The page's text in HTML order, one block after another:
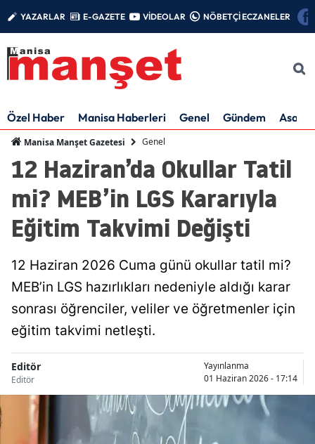
YAZARLAR E-GAZETE VİDEOLAR NÖBETÇİ ECZANELER
Özel Haber Manisa Haberleri Genel Gündem Asayiş
Manisa Manşet Gazetesi Genel
12 Haziran’da Okullar Tatil
mi? MEB’in LGS Kararıyla
Eğitim Takvimi Değişti
12 Haziran 2026 Cuma günü okullar tatil mi?
MEB’in LGS hazırlıkları nedeniyle aldığı karar
sonrası öğrenciler, veliler ve öğretmenler için
eğitim takvimi netleşti.
Editör
Editör
Yayınlanma
01 Haziran 2026 - 17:14